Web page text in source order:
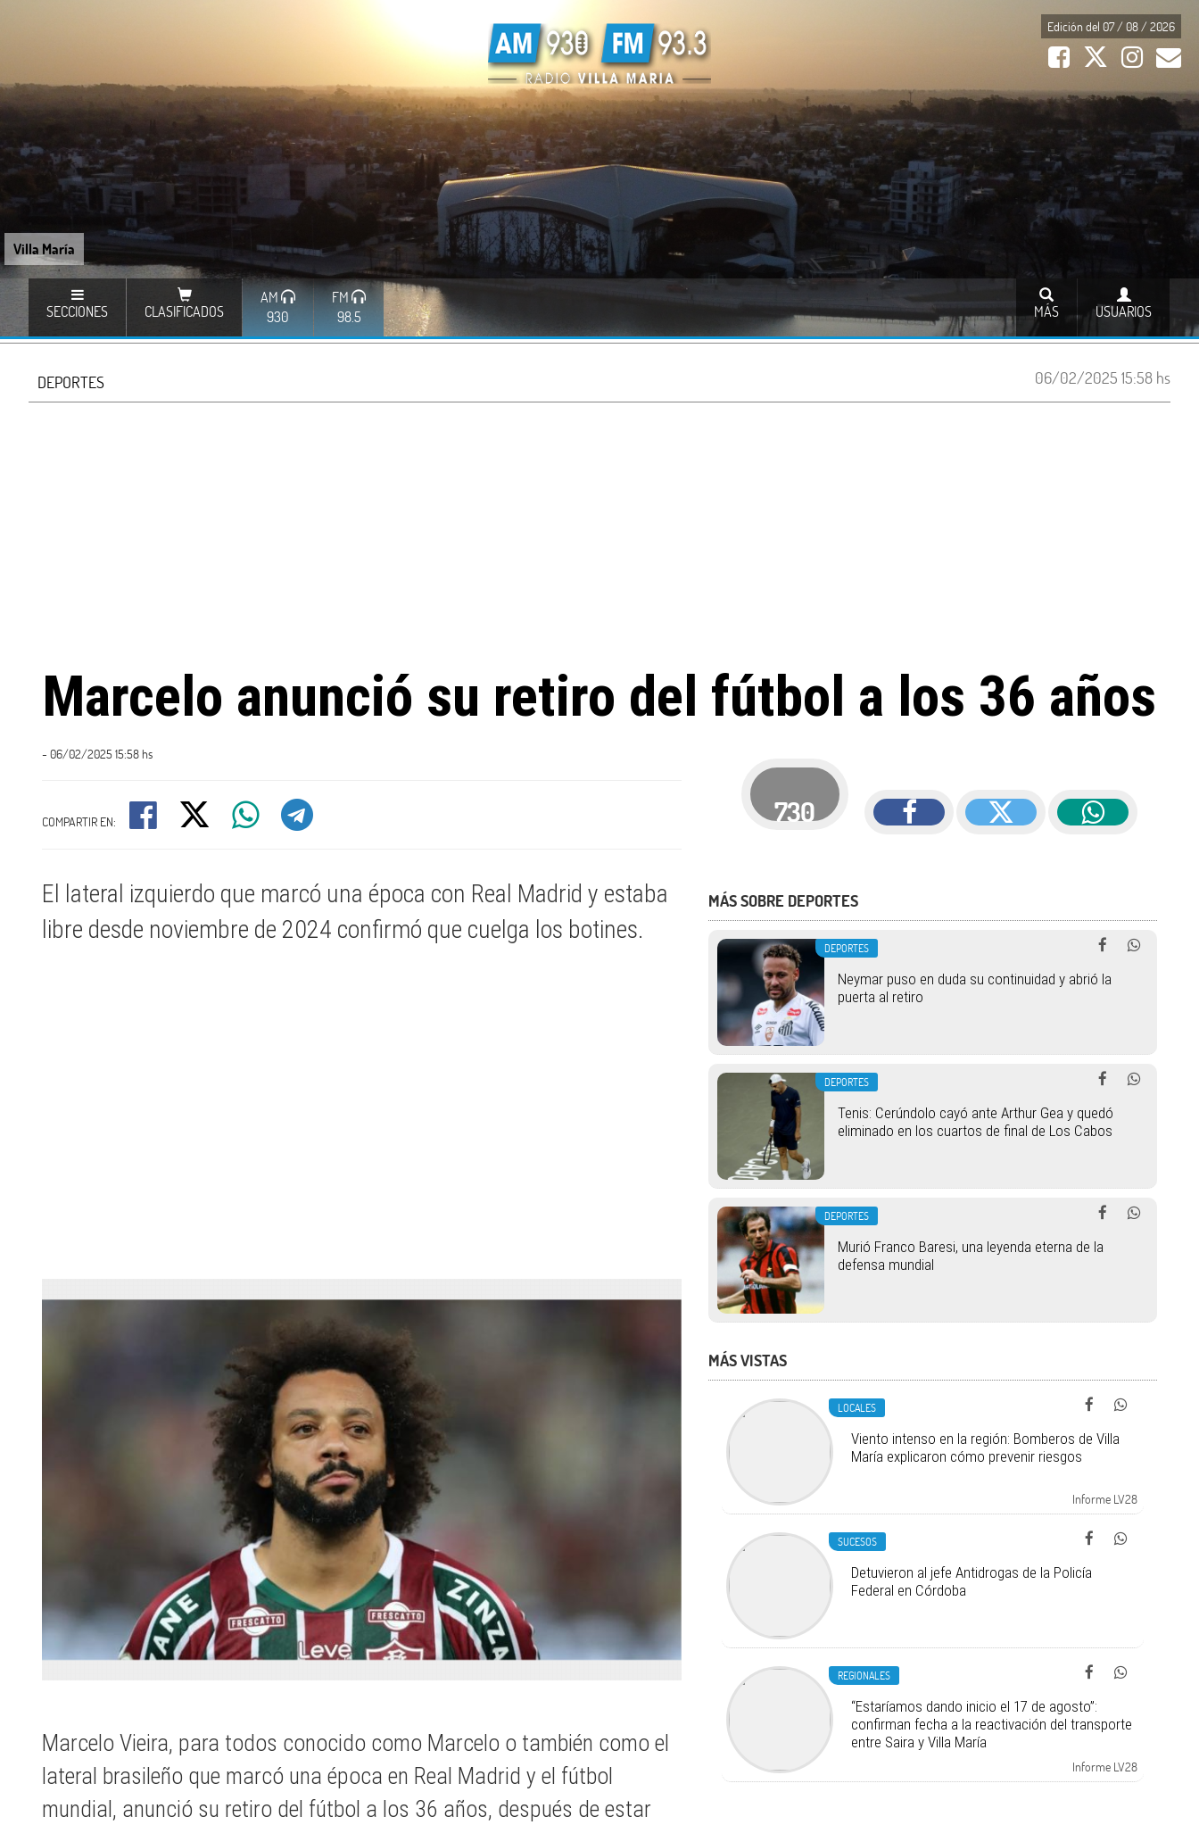
Villa María
Edición del 07 / 08 / 2026
SECCIONES CLASIFICADOS
AM
930
FM
98.5
USUARIOS
MÁS
06/02/2025 15:58 hs
DEPORTES
Marcelo anunció su retiro del fútbol a los 36 años
- 06/02/2025 15:58 hs
COMPARTIR EN:
El lateral izquierdo que marcó una época con Real Madrid y estaba
libre desde noviembre de 2024 confirmó que cuelga los botines.
Marcelo Vieira, para todos conocido como Marcelo o también como el
lateral brasileño que marcó una época en Real Madrid y el fútbol
mundial, anunció su retiro del fútbol a los 36 años, después de estar
730
MÁS SOBRE DEPORTES
DEPORTES
Neymar puso en duda su continuidad y abrió la
puerta al retiro
DEPORTES
Tenis: Cerúndolo cayó ante Arthur Gea y quedó
eliminado en los cuartos de final de Los Cabos
DEPORTES
Murió Franco Baresi, una leyenda eterna de la
defensa mundial
MÁS VISTAS
LOCALES
Viento intenso en la región: Bomberos de Villa
María explicaron cómo prevenir riesgos
Informe LV28
SUCESOS
Detuvieron al jefe Antidrogas de la Policía
Federal en Córdoba
REGIONALES
“Estaríamos dando inicio el 17 de agosto”:
confirman fecha a la reactivación del transporte
entre Saira y Villa María
Informe LV28